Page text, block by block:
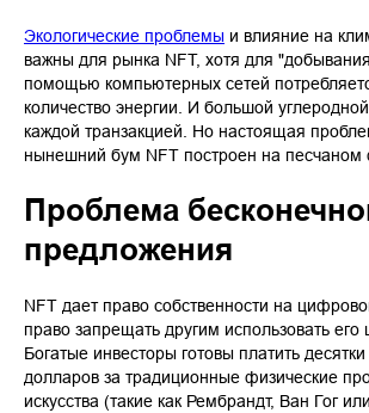
Экологические проблемы и влияние на
важны для рынка NFT, хотя для
помощью компьютерных сетей
количество энергии. И большой
каждой транзакцией. Но настоящая
нынешний бум NFT построен на песчаном
Проблема
предложения
NFT дает право собственности на
право запрещать другим использовать
Богатые инвесторы готовы платить
долларов за традиционные физические
искусства (такие как Рембрандт, Ван Гог